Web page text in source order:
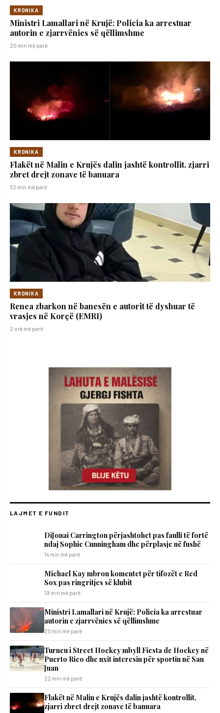
KRONIKA
Ministri Lamallari në Krujë: Policia ka arrestuar
autorin e zjarrvënies së qëllimshme
20 min më parë
KRONIKA
Flakët në Malin e Krujës dalin jashtë kontrollit, zjarri
zbret drejt zonave të banuara
32 min më parë
KRONIKA
Renea zbarkon në banesën e autorit të dyshuar të
vrasjes në Korçë (EMRI)
2 orë më parë
LAJMET E FUNDIT
DiJonai Carrington përjashtohet pas faulli të fortë
ndaj Sophie Cunningham dhe përplasje në fushë
14 min më parë
Michael Kay mbron komentet për tifozët e Red
Sox pas ringritjes së klubit
19 min më parë
Ministri Lamallari në Krujë: Policia ka arrestuar
autorin e zjarrvënies së qëllimshme
20 min më parë
Turneu i Street Hockey mbyll Fiesta de Hockey në
Puerto Rico dhe nxit interesin për sportin në San
Juan
22 min më parë
Flakët në Malin e Krujës dalin jashtë kontrollit,
zjarri zbret drejt zonave të banuara